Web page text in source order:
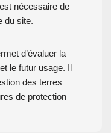
nécessaire de
du site.
d’évaluer la
le futur usage. Il
des terres
de protection